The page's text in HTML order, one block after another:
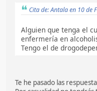
Cita de: Antala en 10 de
Alguien que tenga el
enfermería en
Tengo el de
Te he pasado las